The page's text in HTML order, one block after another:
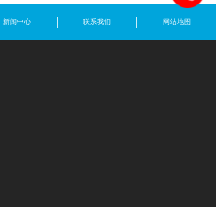
新闻中心 联系我们 网站地图